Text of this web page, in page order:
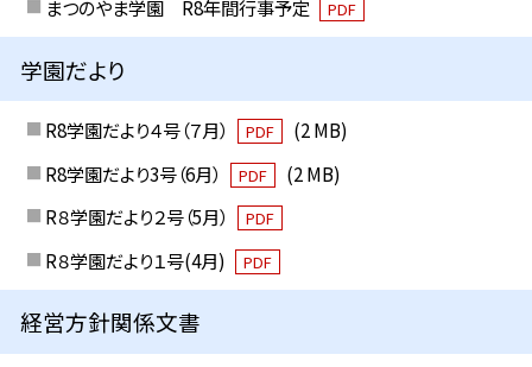
まつのやま学園 R8年間行事予定 PDF
学園だより
R8学園だより４号（７月） PDF
(2 MB)
R8学園だより3号（6月）
PDF
(2 MB)
R８学園だより２号（5月）
PDF
R８学園だより１号(4月) PDF
経営方針関係文書